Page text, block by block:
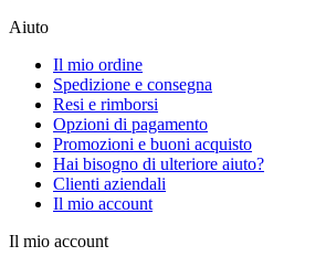
Aiuto
Il mio ordine
Spedizione e consegna
Resi e rimborsi
Opzioni di pagamento
Promozioni e buoni acquisto
Hai bisogno di ulteriore aiuto?
Clienti aziendali
Il mio account
Il mio account